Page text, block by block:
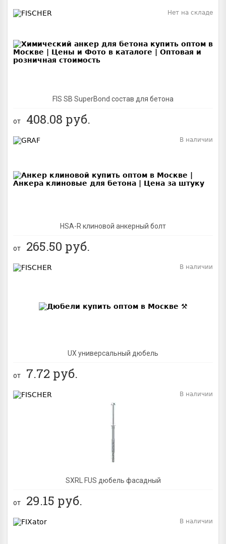
FIS SB SuperBond состав для бетона
Нет на складе
от 408.08 руб.
HSA-R клиновой анкерный болт
В наличии
от 265.50 руб.
UX универсальный дюбель
В наличии
от 7.72 руб.
SXRL FUS дюбель фасадный
В наличии
от 29.15 руб.
В наличии